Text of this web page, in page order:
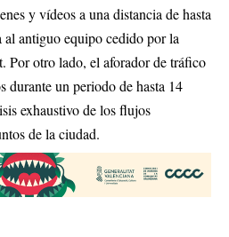
y vídeos a una distancia de hasta
al antiguo equipo cedido por la
Por otro lado, el aforador de tráfico
durante un periodo de hasta 14
exhaustivo de los flujos
de la ciudad.